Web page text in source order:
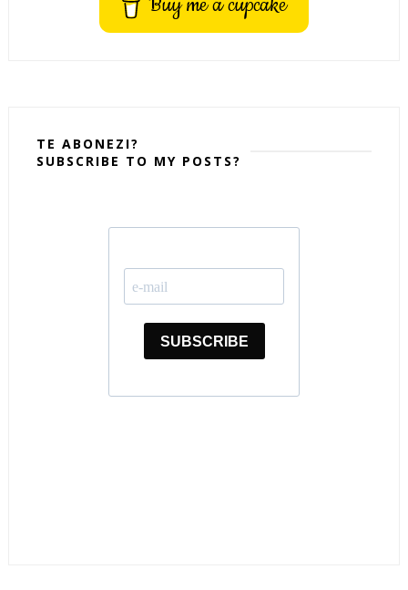
TE ABONEZI?
SUBSCRIBE TO MY POSTS?